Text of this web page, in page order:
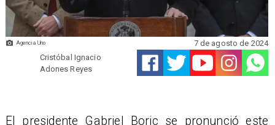
Agencia Uno
Cristóbal Ignacio
Adones Reyes
7 de agosto de 2024
El presidente Gabriel Boric se pronunció este